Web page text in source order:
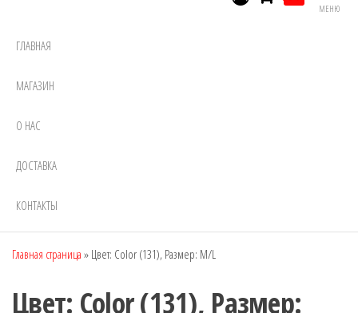
МЕНЮ
ГЛАВНАЯ
МАГАЗИН
О НАС
ДОСТАВКА
КОНТАКТЫ
Главная страница » Цвет: Color (131), Размер: M/L
Цвет: Color (131), Размер: